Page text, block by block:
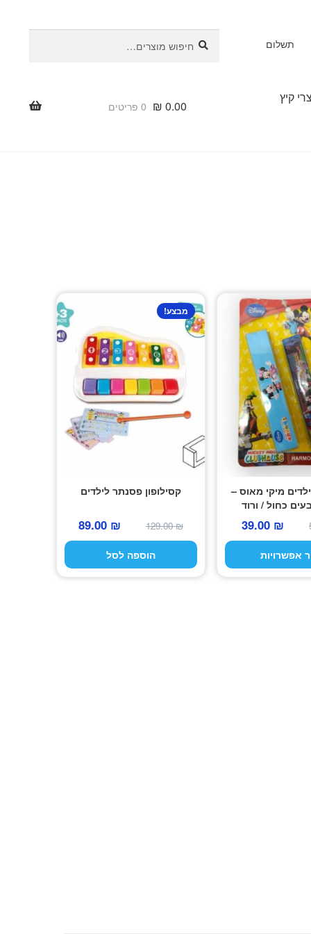
תשלום
עבור:
קיץ
0.00
₪ 0 פריטים
מיקי מאוס –
כחול / ורוד
המחיר
המקורי
היה:
39.00 ₪
המחיר
הנוכחי
הוא:
אפשרויות
קסילופון פסנתר לילדים
מבצע!
129.00₪
המחיר
המקורי
היה:
89.00 ₪
המחיר
הנוכחי
הוא:
הוספה לסל